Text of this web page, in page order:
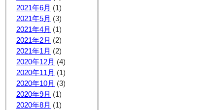
2021年6月 (1)
2021年5月 (3)
2021年4月 (1)
2021年2月 (2)
2021年1月 (2)
2020年12月 (4)
2020年11月 (1)
2020年10月 (3)
2020年9月 (1)
2020年8月 (1)